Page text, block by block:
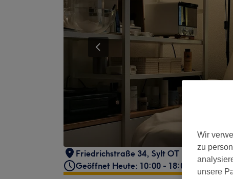
Friedrichstraße 34, Sylt OT Westerland,
Geöffnet Heute: 10:00 - 18:00
Wir
zu
unsere